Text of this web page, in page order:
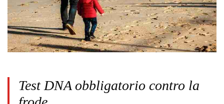
Test DNA obbligatorio contro la